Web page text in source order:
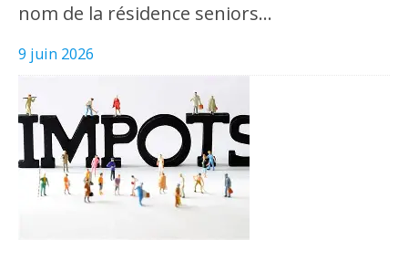
nom de la résidence seniors…
9 juin 2026